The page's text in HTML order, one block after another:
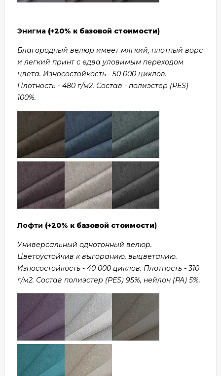
Энигма (+20% к базовой стоимости)
Благородный велюр имеет мягкий, плотный ворс
и легкий принт с едва уловимым переходом
цвета. Износостойкость - 50 000 циклов.
Плотность - 480 г/м2. Состав - полиэстер (PES)
100%.
Лофти (+20% к базовой стоимости)
Универсальный однотонный велюр.
Цветоустойчив к выгоранию, выцветанию.
Износостойкость - 40 000 циклов. Плотность - 310
г/м2. Состав полиэстер (PES) 95%, нейлон (PA) 5%.